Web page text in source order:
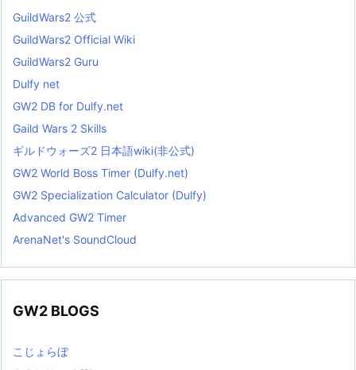
GuildWars2 公式
GuildWars2 Official Wiki
GuildWars2 Guru
Dulfy net
GW2 DB for Dulfy.net
Gaild Wars 2 Skills
ギルドウォーズ2 日本語wiki(非公式)
GW2 World Boss Timer (Dulfy.net)
GW2 Specialization Calculator (Dulfy)
Advanced GW2 Timer
ArenaNet's SoundCloud
GW2 BLOGS
こじょらぼ